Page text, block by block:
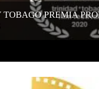
PREMIA